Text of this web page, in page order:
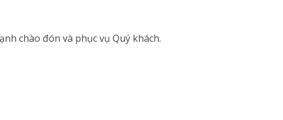
chào đón và phục vụ Quý khách.